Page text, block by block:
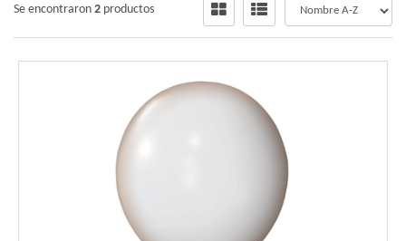
Se encontraron 2 productos